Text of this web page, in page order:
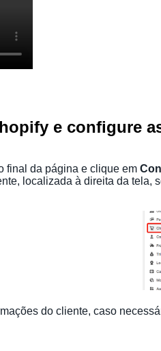
e configure
final da página e clique em
localizada à direita da tela,
do cliente, caso